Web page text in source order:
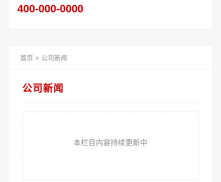
400-000-0000
首页 > 公司新闻
公司新闻
本栏目内容持续更新中